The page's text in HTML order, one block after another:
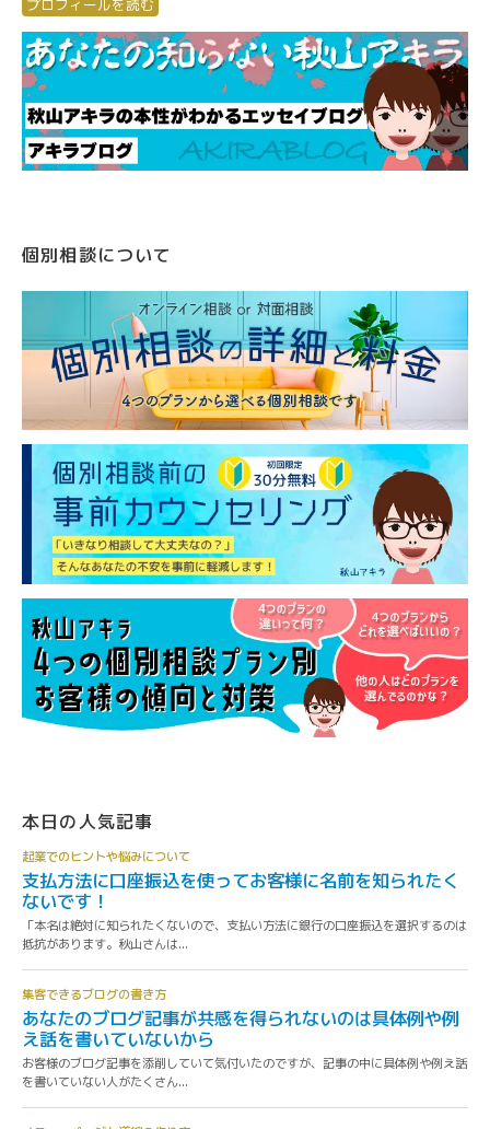
個別相談について
本日の人気記事